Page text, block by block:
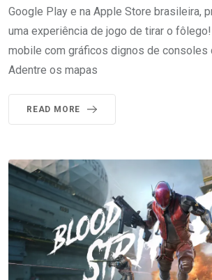
Google Play e na Apple Store brasileira,
uma experiência de jogo de tirar o
mobile com gráficos dignos de consoles
Adentre os mapas
READ MORE